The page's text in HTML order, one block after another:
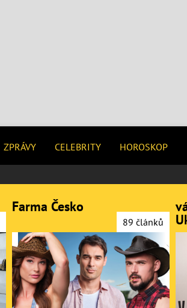
ZPRÁVY CELEBRITY HOROSKOP
Farma Česko
89 článků